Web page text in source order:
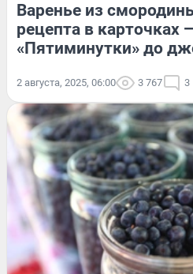
Варенье из
рецепта в карточках
«Пятиминутки» до
2 августа, 2025, 06:00 3 767 3